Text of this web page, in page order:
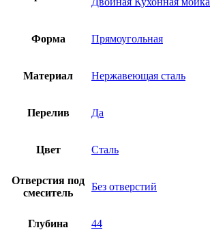
Форма Прямоугольная
Материал Нержавеющая сталь
Перелив Да
Цвет Сталь
Отверстия под
смеситель
Без отверстий
Глубина 44